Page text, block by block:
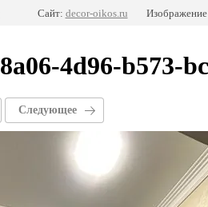
Сайт: decor-oikos.ru
4d96-b573-
Следующее